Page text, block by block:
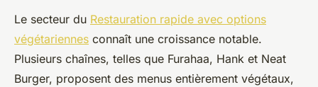
Le secteur du Restauration rapide avec options
végétariennes connaît une croissance notable.
Plusieurs chaînes, telles que Furahaa, Hank et Neat
Burger, proposent des menus entièrement végétaux,